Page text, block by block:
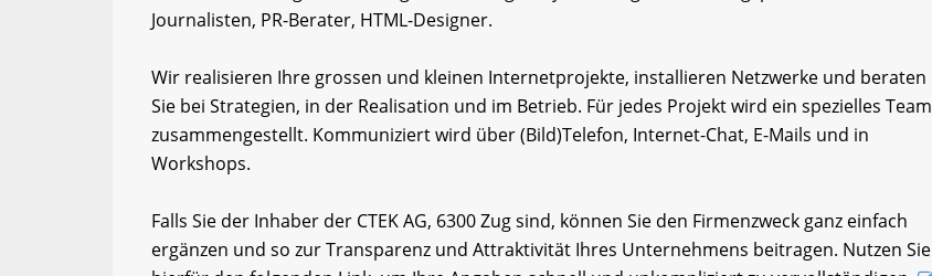
Journalisten, PR-Berater, HTML-Designer.
Wir realisieren Ihre grossen und kleinen Internetprojekte, installieren Netzwerke und beraten
Sie bei Strategien, in der Realisation und im Betrieb. Für jedes Projekt wird ein spezielles Team
zusammengestellt. Kommuniziert wird über (Bild)Telefon, Internet-Chat, E-Mails und in
Workshops.
Falls Sie der Inhaber der CTEK AG, 6300 Zug sind, können Sie den Firmenzweck ganz einfach
ergänzen und so zur Transparenz und Attraktivität Ihres Unternehmens beitragen. Nutzen Sie